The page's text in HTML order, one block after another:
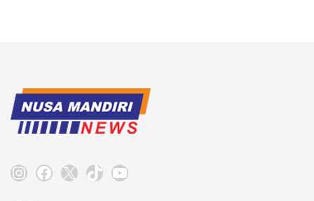
Instagram
Facebook
X TikTokYouTube